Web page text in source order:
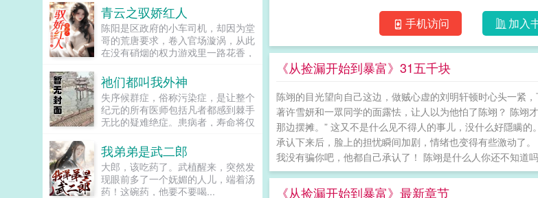
手机访问 加入
《从捡漏开始到暴富》31五千块
陈翊的目光望向自己这边，做贼心虚的刘明轩顿时心头一紧
著许雪妍和一眾同学的面露怯，让人以为他怕了陈翊？ 陈翊
那边摆摊。” 这又不是什么见不得人的事儿，没什么好隱瞒
承认下来后，脸上的担忧瞬间加剧，情绪也变得有些激动了
我没有骗你吧，他都自己承认了！ 陈翊是什么人你还不知道
《从捡漏开始到暴富》最新章节
出国，现在每天粘着她是怎么回事？
姜羽溪一直小心隐瞒着自己的身份，
直到某天夜里，霍辰西将她抵在角
落，叫出了她以前的名字，老婆，我
消散毁灭，而也只有领主级浑源生
命，才能够抵挡‘寂灭之天’的灭绝之
力。在寂灭之天内，有一根‘天渊
柱’（时空轴心），其内部名为浑源
天渊（也称为太初之地），外表看着
刻着深奥无比的‘空间禁忌’与‘时间禁
忌’，交汇形成了‘时空禁忌’，这是‘天
渊柱’支撑的关键所在。然而，覆灭
是世界的终点，轮回是世界的本质，
的轮回之外，为极！...
青云之驭娇红人
陈阳是区政府的小车司机，却因为堂
哥的荒唐要求，卷入官场漩涡，从此
在没有硝烟的权力游戏里一路花香，
祂们都叫我外神
失序候群症，俗称污染症，是让整个
纪元的所有医师包括凡者都感到棘手
无比的疑难绝症。患病者，寿命将仅
们无一例外地蜕变为扭曲怪物，沦为
污祟的帮凶，天灾的眷属以及盘踞于
此世之外的邪神任采任撷的信仰源
泉。病原因未知。病时间未知。传染
我弟弟是武二郎
大郎，该吃药了。武植醒来，突然发
现眼前多了一个妩媚的人儿，端着汤
药！这碗药，他要不要喝...